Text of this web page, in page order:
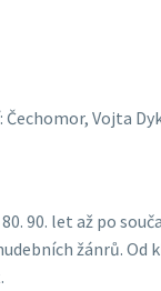
Vojta
90. let až po
žánrů. Od